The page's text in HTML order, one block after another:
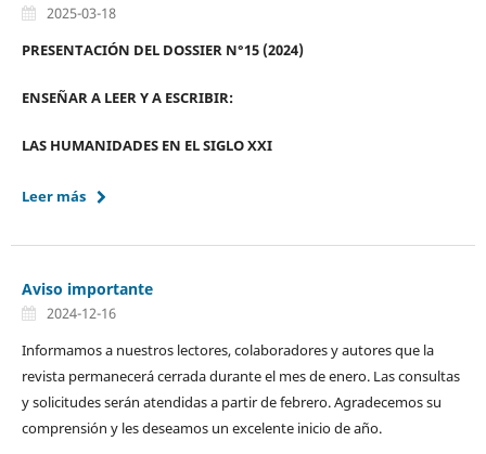
2025-03-18
PRESENTACIÓN DEL DOSSIER N°15 (2024)
ENSEÑAR A LEER Y A ESCRIBIR:
LAS HUMANIDADES EN EL SIGLO XXI
Leer más
Aviso importante
2024-12-16
Informamos a nuestros lectores, colaboradores y autores que la
revista permanecerá cerrada durante el mes de enero. Las consultas
y solicitudes serán atendidas a partir de febrero. Agradecemos su
comprensión y les deseamos un excelente inicio de año.